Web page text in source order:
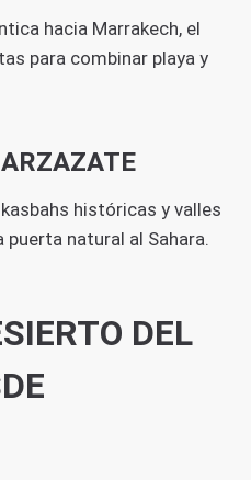
hacia Marrakech, el
para combinar playa y
históricas y valles
natural al Sahara.
DEL